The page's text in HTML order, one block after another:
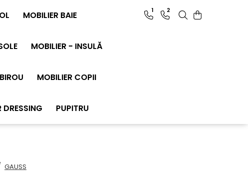
MOBILIER BAIE
MOBILIER - INSULĂ
MOBILIER COPII
DRESSING PUPITRU
1 2
GAUSS